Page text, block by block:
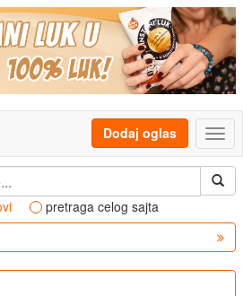
Dodaj oglas
pretraga celog sajta